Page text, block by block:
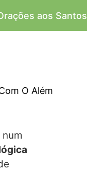
aos Santos
O Além